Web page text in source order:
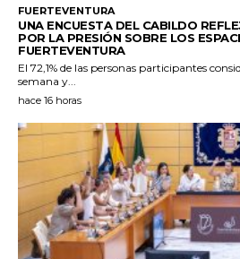
FUERTEVENTURA
UNA ENCUESTA DEL CABILDO
POR LA PRESIÓN SOBRE LOS
FUERTEVENTURA
El 72,1% de las personas participantes
semana y...
hace 16 horas